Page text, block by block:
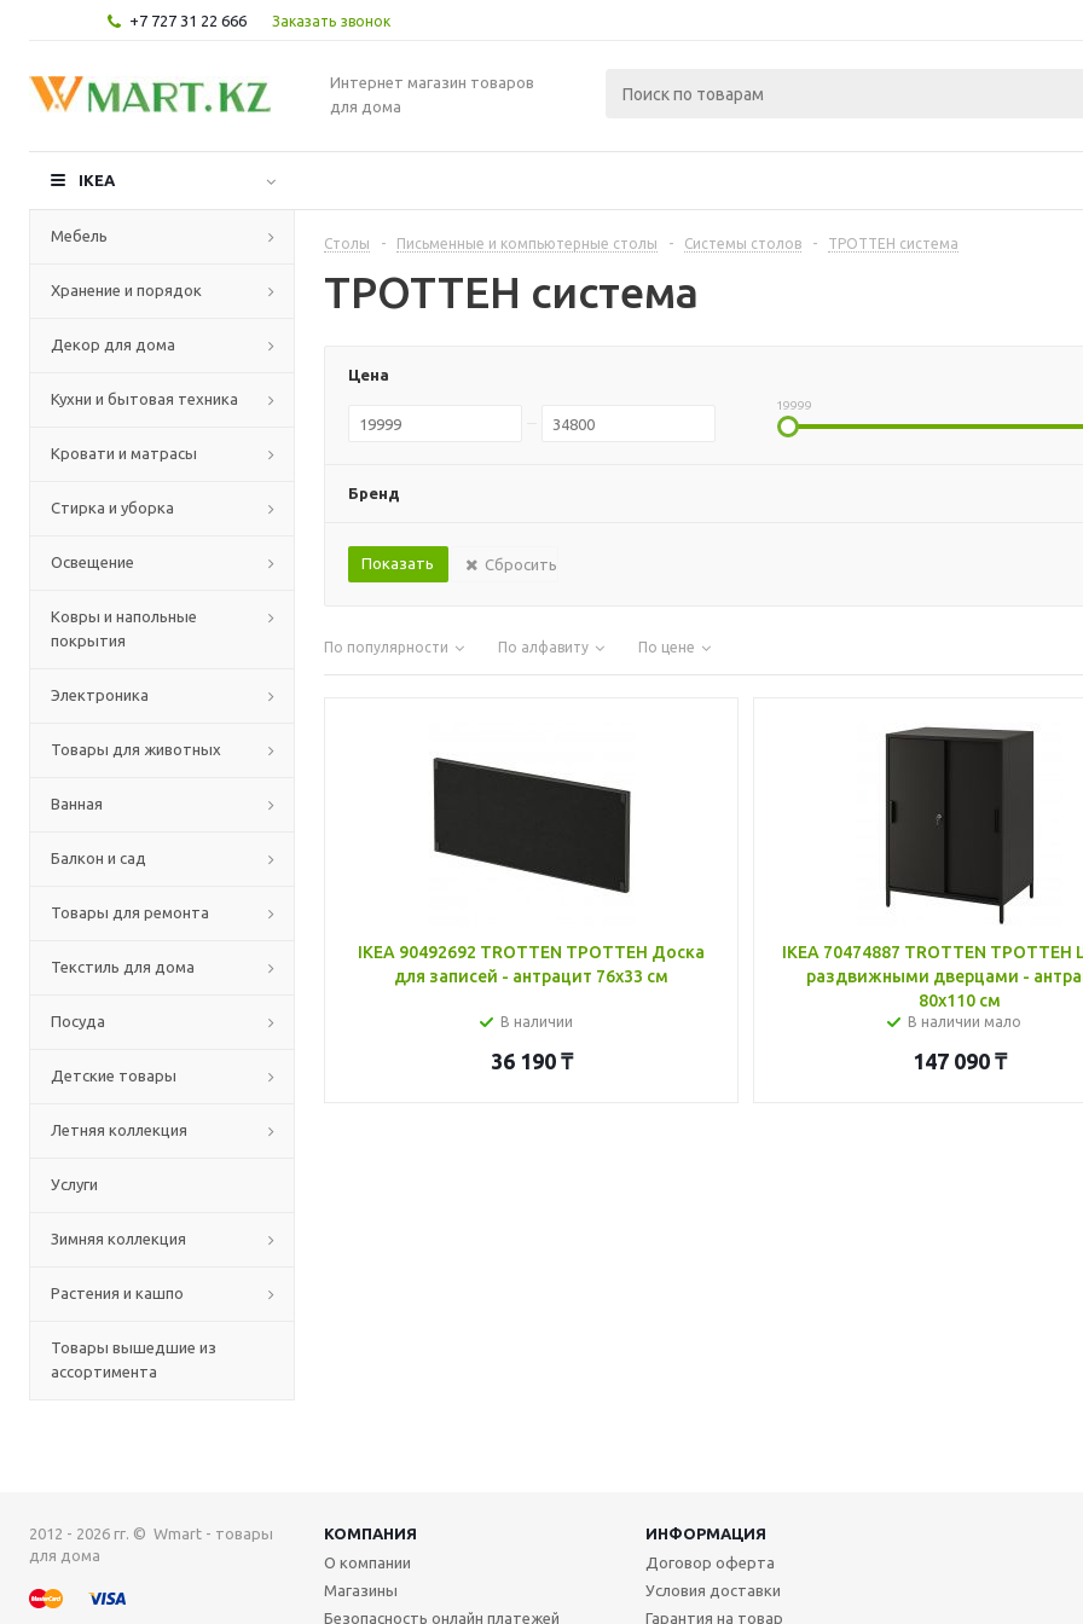
+7 727 31 22 666 Заказать звонок
Интернет магазин товаров
для дома
IKEA
Мебель
Хранение и порядок
Декор для дома
Кухни и бытовая техника
Кровати и матрасы
Стирка и уборка
Освещение
Ковры и напольные
покрытия
Электроника
Товары для животных
Ванная
Балкон и сад
Товары для ремонта
Текстиль для дома
Посуда
Детские товары
Летняя коллекция
Услуги
Зимняя коллекция
Растения и кашпо
Товары вышедшие из
ассортимента
Столы - Письменные и компьютерные столы - Системы столов - ТРОТТЕН система
ТРОТТЕН система
Цена
19999
Бренд
Сбросить
По популярности По алфавиту По цене
IKEA 90492692 TROTTEN ТРОТТЕН Доска
для записей - антрацит 76x33 см
В наличии
36 190₸
IKEA 70474887 TROTTEN ТРОТТЕН
раздвижными дверцами -
80x110 см
В наличии мало
147 090 ₸
2012 - 2026 гг. © Wmart - товары
для дома
КОМПАНИЯ
ИНФОРМАЦИЯ
О компании
Магазины
Безопасность онлайн платежей
Договор оферта
Условия доставки
Гарантия на товар